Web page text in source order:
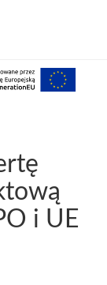
i UE